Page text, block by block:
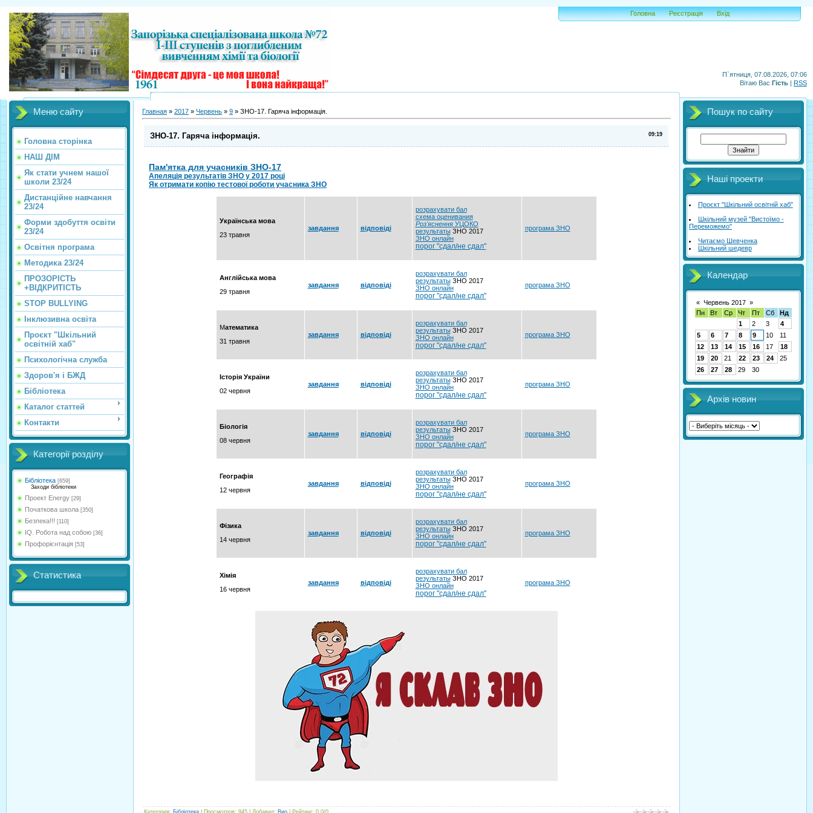
П`ятниця, 07.08.2026, 07:06
Вітаю Вас Гість | RSS
Головна Реєстрація Вхід
Меню сайту
Головна сторінка
НАШ ДІМ
Як стати учнем нашої
школи 23/24
Дистанційне навчання
23/24
Форми здобуття освіти
23/24
Освітня програма
Методика 23/24
ПРОЗОРІСТЬ
+ВІДКРИТІСТЬ
STOP BULLYING
Інклюзивна освіта
Проєкт "Шкільний
освітній хаб"
Психологічна служба
Здоров'я і БЖД
Бібліотека
Каталог статтей
Контакти
Категорії розділу
Бібліотека [659]
Заходи бібліотеки
Проект Energy [29]
Початкова школа [350]
Безпека!!! [110]
IQ. Робота над собою [36]
Профорієнтація [53]
Статистика
Главная » 2017 » Червень » 9 » ЗНО-17. Гаряча інформація.
09:19
ЗНО-17. Гаряча інформація.
Пам'ятка для учасників ЗНО-17
Апеляція результатів ЗНО у 2017 році
Як отримати копію тестової роботи учасника ЗНО
Українська мова
23 травня
завдання відповіді
розрахувати бал
схема оценивания
Роз'ясненняУЦОКО
результатыЗНО 2017
ЗНО онлайн
порог "сдал/не сдал"
програма ЗНО
Англійська мова
29 травня
завдання відповіді
розрахувати бал
результатыЗНО 2017
ЗНО онлайн
порог "сдал/не сдал"
програма ЗНО
Математика
31 травня
завдання відповіді
розрахувати бал
результатыЗНО 2017
ЗНО онлайн
порог "сдал/не сдал"
програма ЗНО
Історія України
02 червня
завдання відповіді
розрахувати бал
результатыЗНО 2017
ЗНО онлайн
порог "сдал/не сдал"
програма ЗНО
Біологія
08 червня
завдання відповіді
розрахувати бал
результатыЗНО 2017
ЗНО онлайн
порог "сдал/не сдал"
програма ЗНО
Географія
12 червня
завдання відповіді
розрахувати бал
результатыЗНО 2017
ЗНО онлайн
порог "сдал/не сдал"
програма ЗНО
Фізика
14 червня
завдання відповіді
розрахувати бал
результатыЗНО 2017
ЗНО онлайн
порог "сдал/не сдал"
програма ЗНО
Хімія
16 червня
завдання відповіді
розрахувати бал
результатыЗНО 2017
ЗНО онлайн
порог "сдал/не сдал"
програма ЗНО
Категория: Бібліотека Просмотров: 945 Добавил: Вио Рейтинг: 0.0/0
Пошук по сайту
Наші проекти
Проєкт "Шкільний освітній хаб"
Шкільний музей "Вистоїмо -
Переможемо"
Читаємо Шевченка
Шкільний шедевр
Календар
« Червень 2017 »
Пн
Вт Ср Чт Пт Сб
Нд
1
2 3
4
5
6 7 8 9 10
11
12
13 14 15 16 17
18
19
20 21 22 23 24
25
26
27 28 29 30
Архів новин